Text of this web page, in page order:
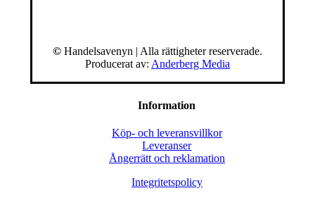
© Handelsavenyn | Alla rättigheter reserverade.
Producerat av: Anderberg Media
Information
Köp- och leveransvillkor
Leveranser
Ångerrätt och reklamation
Integritetspolicy